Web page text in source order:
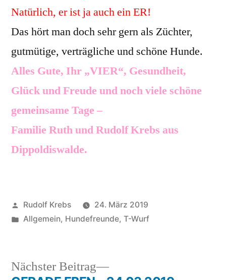
Natürlich, er ist ja auch ein ER!
Das hört man doch sehr gern als Züchter,
gutmütige, verträgliche und schöne Hunde.
Alles Gute, Ihr „VIER“, Gesundheit,
Glück und Freude und noch viele schöne
gemeinsame Tage –
Familie Ruth und Rudolf Krebs aus
Dippoldiswalde.
Veröffentlicht
von
Rudolf Krebs
24. März 2019
Veröffentlicht
Allgemein, Hundefreunde, T-Wurf
Nächster Beitrag
Nächster